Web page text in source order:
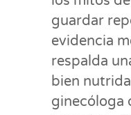
guardar
evidencia
respalda
bien
ginecóloga